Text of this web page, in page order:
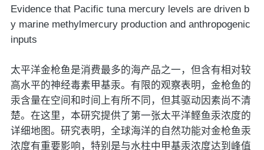
Evidence that Pacific tuna mercury levels are driven b
y marine methylmercury production and anthropogenic
inputs
太平洋金枪鱼是消费最多的海产品之一，但含有相对较
高水平的神经毒素甲基汞。有限的观察表明，金枪鱼的
汞含量在空间和时间上有所不同，但其驱动因素尚不清
楚。在这里，本研究提供了第一张太平洋鲣鱼汞浓度的
详细地图。研究表明，全球海洋的自然功能对金枪鱼汞
浓度有重要影响，特别是与水柱中甲基汞浓度达到峰值